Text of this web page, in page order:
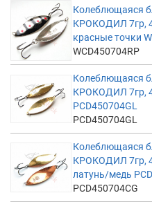
Колеблющаяся
КРОКОДИЛ 7гр,
красные точки
WCD450704RP
Колеблющаяся
КРОКОДИЛ 7гр,
PCD450704GL
PCD450704GL
Колеблющаяся
КРОКОДИЛ 7гр,
латунь/медь
PCD450704CG